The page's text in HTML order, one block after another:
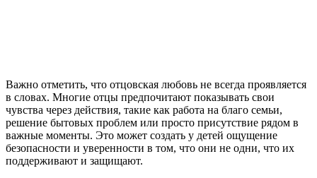
Важно отметить, что отцовская любовь не всегда проявляется
в словах. Многие отцы предпочитают показывать свои
чувства через действия, такие как работа на благо семьи,
решение бытовых проблем или просто присутствие рядом в
важные моменты. Это может создать у детей ощущение
безопасности и уверенности в том, что они не одни, что их
поддерживают и защищают.